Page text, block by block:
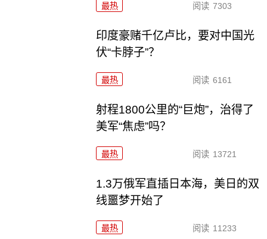
最热 阅读 7303
印度豪赌千亿卢比，要对中国光
伏“卡脖子”？
最热 阅读 6161
射程1800公里的“巨炮”，治得了
美军“焦虑”吗？
最热 阅读 13721
1.3万俄军直插日本海，美日的双
线噩梦开始了
最热 阅读 11233